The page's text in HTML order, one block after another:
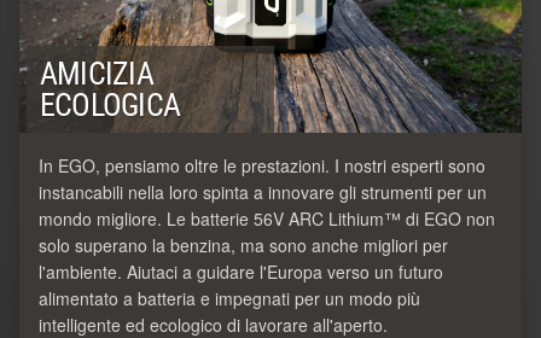
AMICIZIA
ECOLOGICA
In EGO, pensiamo oltre le prestazioni. I nostri esperti sono
instancabili nella loro spinta a innovare gli strumenti per un
mondo migliore. Le batterie 56V ARC Lithium™ di EGO non
solo superano la benzina, ma sono anche migliori per
l'ambiente. Aiutaci a guidare l'Europa verso un futuro
alimentato a batteria e impegnati per un modo più
intelligente ed ecologico di lavorare all'aperto.